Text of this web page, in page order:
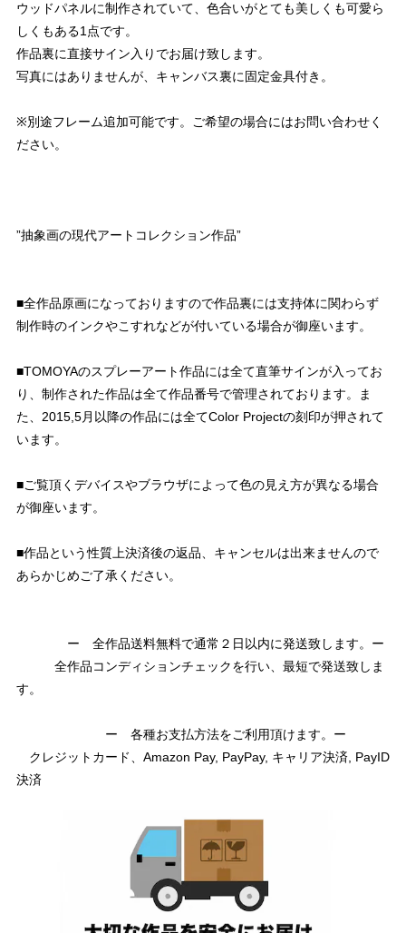
ウッドパネルに制作されていて、色合いがとても美しくも可愛ら
しくもある1点です。
作品裏に直接サイン入りでお届け致します。
写真にはありませんが、キャンバス裏に固定金具付き。
※別途フレーム追加可能です。ご希望の場合にはお問い合わせく
ださい。
”抽象画の現代アートコレクション作品”
■全作品原画になっておりますので作品裏には支持体に関わらず
制作時のインクやこすれなどが付いている場合が御座います。
■TOMOYAのスプレーアート作品には全て直筆サインが入ってお
り、制作された作品は全て作品番号で管理されております。ま
た、2015,5月以降の作品には全てColor Projectの刻印が押されて
います。
■ご覧頂くデバイスやブラウザによって色の見え方が異なる場合
が御座います。
■作品という性質上決済後の返品、キャンセルは出来ませんので
あらかじめご了承ください。
ー 全作品送料無料で通常２日以内に発送致します。ー
全作品コンディションチェックを行い、最短で発送致しま
す。
ー 各種お支払方法をご利用頂けます。ー
クレジットカード、Amazon Pay, PayPay, キャリア決済, PayID
決済